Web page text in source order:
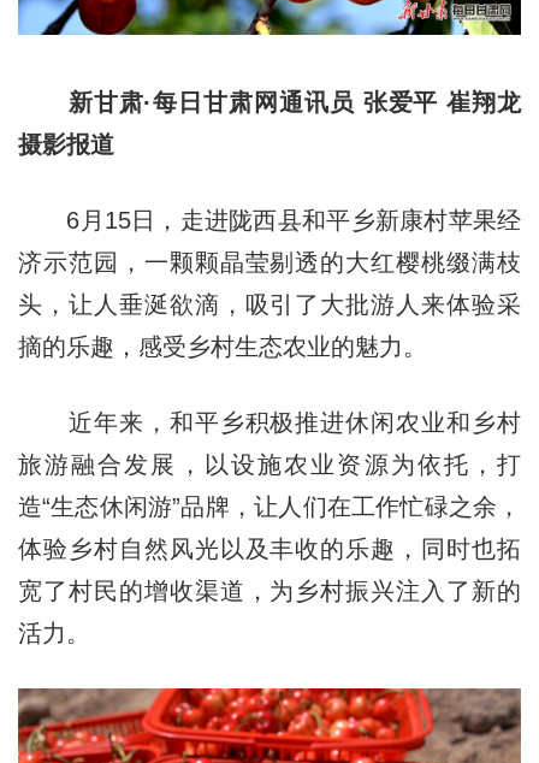
新甘肃·每日甘肃网通讯员 张爱平 崔翔龙
摄影报道
6月15日，走进陇西县和平乡新康村苹果经
济示范园，一颗颗晶莹剔透的大红樱桃缀满枝
头，让人垂涎欲滴，吸引了大批游人来体验采
摘的乐趣，感受乡村生态农业的魅力。
近年来，和平乡积极推进休闲农业和乡村
旅游融合发展，以设施农业资源为依托，打
造“生态休闲游”品牌，让人们在工作忙碌之余，
体验乡村自然风光以及丰收的乐趣，同时也拓
宽了村民的增收渠道，为乡村振兴注入了新的
活力。